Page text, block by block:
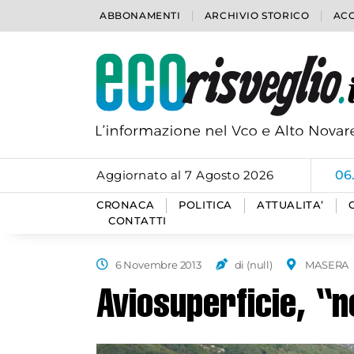
ABBONAMENTI ARCHIVIO STORICO
Aggiornato al 7 Agosto 2026
CRONACA POLITICA ATTUALITA’
CONTATTI
6 Novembre 2013 di (null) MASERA
Aviosuperficie,